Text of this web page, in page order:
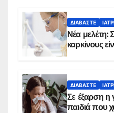
ΔΙΑΒΆΣΤΕ
Νέα μελέτη:
καρκίνους
ΔΙΑΒΆΣΤΕ
Σε έξαρση η
παιδιά που